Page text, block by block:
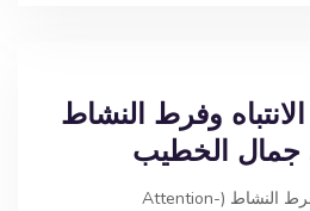
وفرط النشاط
اضطراب نقص الانتباه وفرط النشاط (Attention-